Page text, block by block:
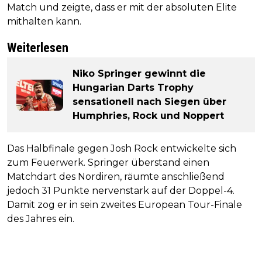
Match und zeigte, dass er mit der absoluten Elite
mithalten kann.
Weiterlesen
Niko Springer gewinnt die
Hungarian Darts Trophy
sensationell nach Siegen über
Humphries, Rock und Noppert
Das Halbfinale gegen Josh Rock entwickelte sich
zum Feuerwerk. Springer überstand einen
Matchdart des Nordiren, räumte anschließend
jedoch 31 Punkte nervenstark auf der Doppel-4.
Damit zog er in sein zweites European Tour-Finale
des Jahres ein.